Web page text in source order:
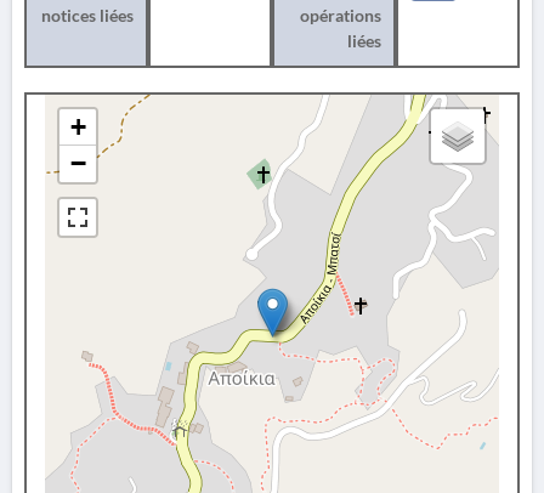
notices liées
opérations
liées
+
−